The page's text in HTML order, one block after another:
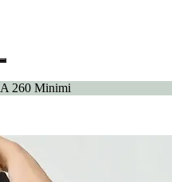
Поиск
260 Minimi